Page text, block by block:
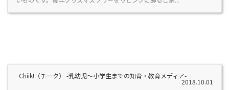
Chiik!（チーク） -乳幼児〜小学生までの知育・教育メディア-
2018.10.01